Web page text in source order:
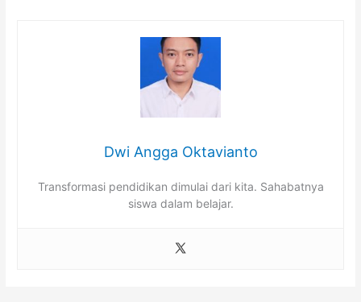
Dwi Angga Oktavianto
Transformasi pendidikan dimulai dari kita. Sahabatnya
siswa dalam belajar.